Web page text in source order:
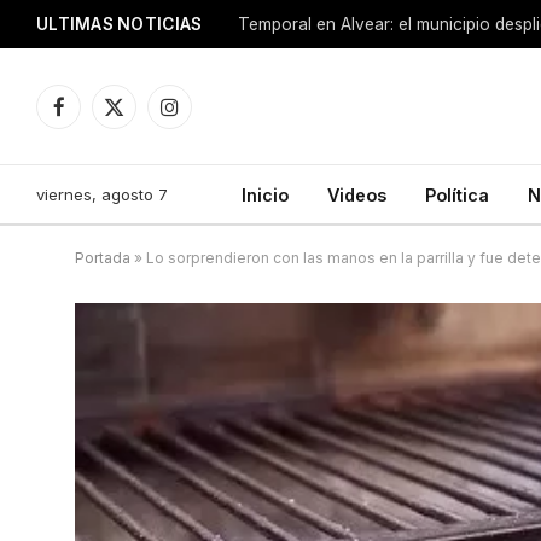
ULTIMAS NOTICIAS
Facebook
X
Instagram
viernes, agosto 7 Inicio Videos Política
Portada » Lo sorprendieron con las manos en la parrilla y fue